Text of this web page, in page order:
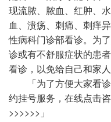
现流脓、脓血、红肿、
血、溃疡、刺痛、刺痒
性病科门诊部看诊。为
诊或有不舒服症状的患
看诊，以免给自己和家
「为了方便大家看
约挂号服务，在线点击
>>>>>>」